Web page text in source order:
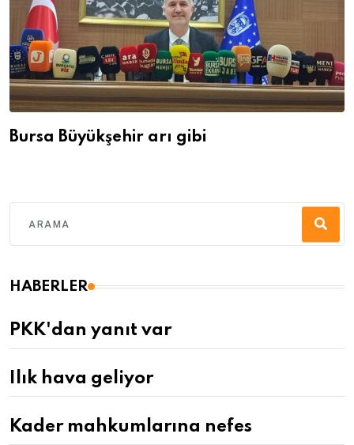
Bursa Büyükşehir arı gibi
HABERLER
PKK'dan yanıt var
Ilık hava geliyor
Kader mahkumlarına nefes